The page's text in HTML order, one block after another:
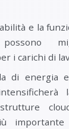
e la
i carichi di
di energia